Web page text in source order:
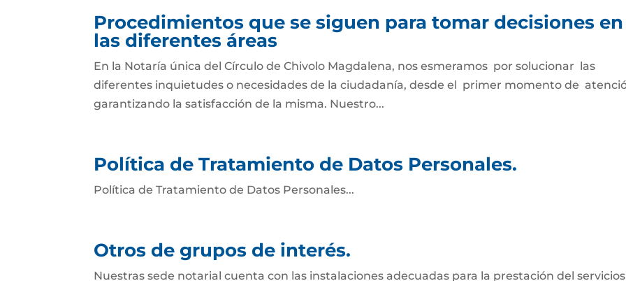
Procedimientos que se siguen para tomar decisiones en
las diferentes áreas
En la Notaría única del Círculo de Chivolo Magdalena, nos esmeramos por solucionar las
diferentes inquietudes o necesidades de la ciudadanía, desde el primer momento de
garantizando la satisfacción de la misma. Nuestro...
Política de Tratamiento de Datos Personales.
Política de Tratamiento de Datos Personales...
Otros de grupos de interés.
Nuestras sede notarial cuenta con las instalaciones adecuadas para la prestación del